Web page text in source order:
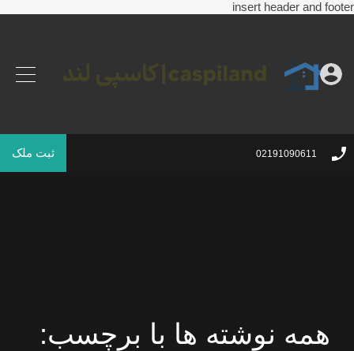
insert header and footer
02191090611 ثبت ملک
همه نوشته ها با برچسب: